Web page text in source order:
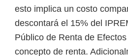
esto implica un costo
descontará el 15% del
Público de Renta de
concepto de renta.